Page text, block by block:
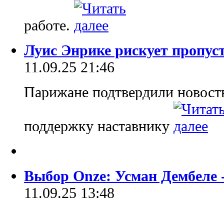
работе.
Луис Энрике рискует
11.09.25 21:46
Парижане подтвердили
поддержку наставнику
Выбор Onze: Усман
11.09.25 13:48